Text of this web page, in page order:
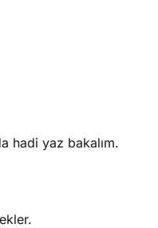
hadi yaz bakalım.